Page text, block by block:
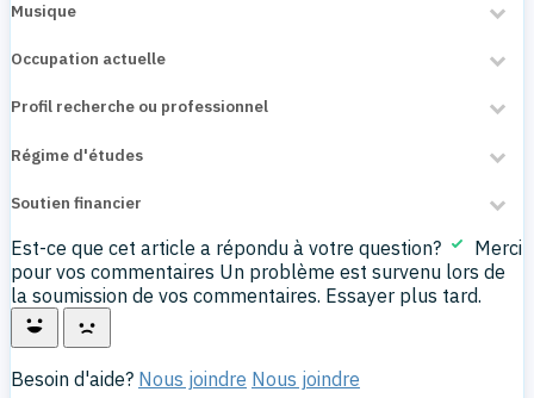
Musique
Occupation actuelle
Profil recherche ou professionnel
Régime d'études
Soutien financier
Est-ce que cet article a répondu à votre question?
Merci
pour vos commentaires Un problème est survenu lors de
la soumission de vos commentaires. Essayer plus tard.
Yes No
Besoin d'aide? Nous joindre Nous joindre